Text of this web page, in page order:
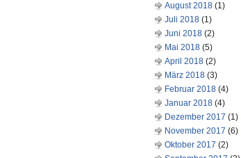
August 2018 (1)
Juli 2018 (1)
Juni 2018 (2)
Mai 2018 (5)
April 2018 (2)
März 2018 (3)
Februar 2018 (4)
Januar 2018 (4)
Dezember 2017 (1)
November 2017 (6)
Oktober 2017 (2)